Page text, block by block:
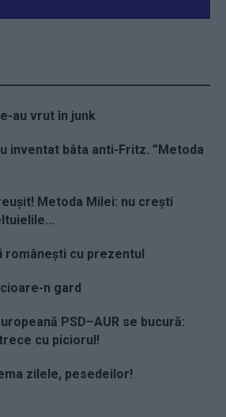
au vrut în junk
inventat bâta anti-Fritz. ”Metoda
Metoda Milei: nu crești
românești cu prezentul
n gard
PSD–AUR se bucură:
cu piciorul!
zilele, pesedeilor!